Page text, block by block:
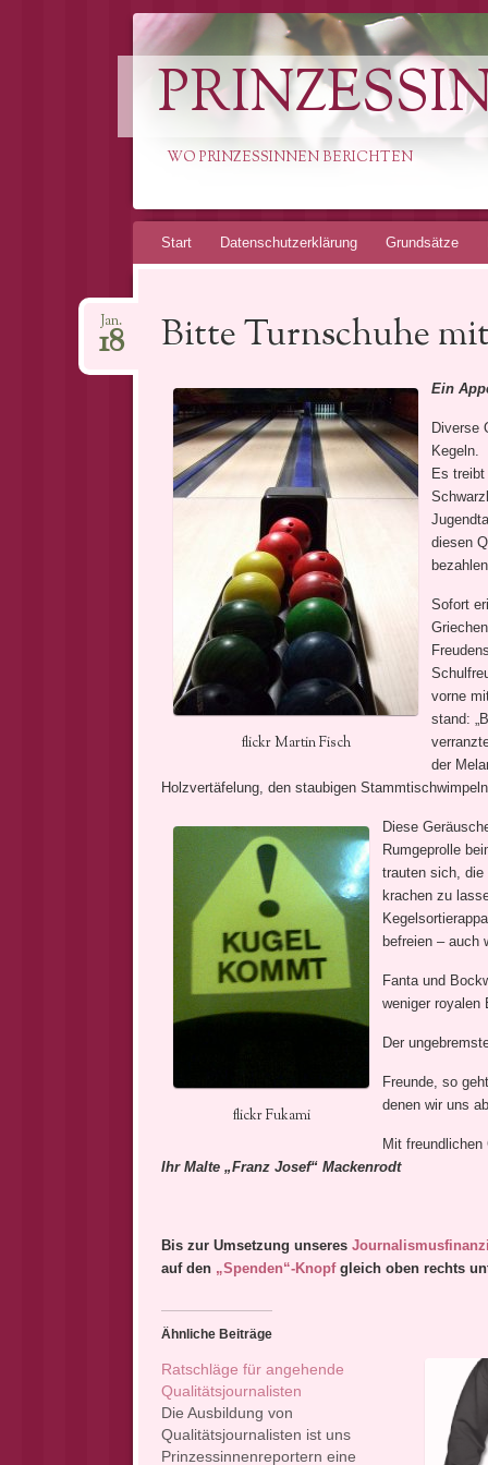
WO PRINZESSINNEN BERICHTEN
Springe
Start Datenschutzerklärung Grundsätze
Bitte Turnschuhe
Jan.
18
flickr Martin Fisch
Ein
Diverse
Kegeln.
Es
diesen
bez
Sofort
vorne
stand:
der
Holzvertäfelung, den staubigen
flickr Fukami
Diese
Rumgeprolle
trauten sich, die
krachen zu
befreien – auch
Fanta und
weniger royalen
Der
Freunde, so
denen wir uns
Mit freundlichen
Ihr Malte „Franz Josef“ Mackenrodt
Bis zur Umsetzung unseres
auf den„Spenden“-Knopfgleich oben rechts
Ähnliche Beiträge
Ratschläge für angehende
Qualitätsjournalisten
Die Ausbildung von
Qualitätsjournalisten ist uns
Prinzessinnenreportern eine